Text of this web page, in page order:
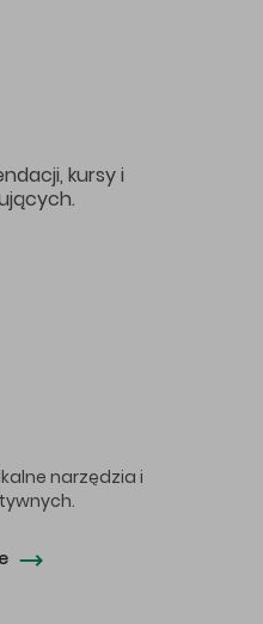
kursy i
narzędzia i